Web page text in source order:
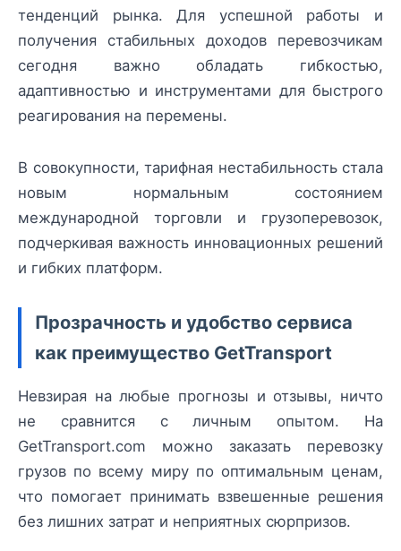
тенденций рынка. Для успешной работы и
получения стабильных доходов перевозчикам
сегодня важно обладать гибкостью,
адаптивностью и инструментами для быстрого
реагирования на перемены.
В совокупности, тарифная нестабильность стала
новым нормальным состоянием
международной торговли и грузоперевозок,
подчеркивая важность инновационных решений
и гибких платформ.
Прозрачность и удобство сервиса
как преимущество GetTransport
Невзирая на любые прогнозы и отзывы, ничто
не сравнится с личным опытом. На
GetTransport.com можно заказать перевозку
грузов по всему миру по оптимальным ценам,
что помогает принимать взвешенные решения
без лишних затрат и неприятных сюрпризов.